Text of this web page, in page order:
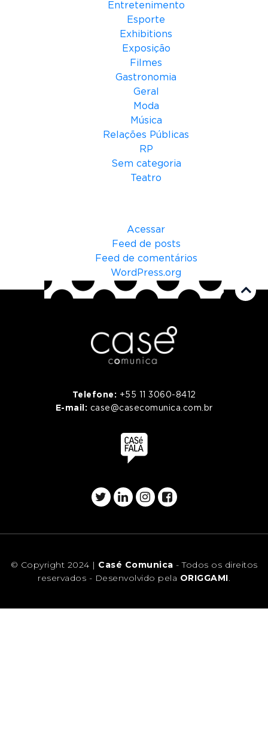
Entretenimento
Esporte
Exhibitions
Exposição
Filmes
Gastronomia
Geral
Moda
Música
Relações Públicas
RP
Sem categoria
Teatro
Acessar
Feed de posts
Feed de comentários
WordPress.org
Telefone: +55 11 3060-8412
E-mail: case@casecomunica.com.br
© Copyright 2024 | Casé Comunica - Todos os direitos
reservados - Desenvolvido pela ORIGGAMI.